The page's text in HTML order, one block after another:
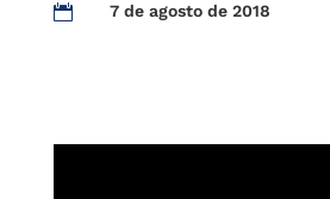
 7 de agosto de 2018